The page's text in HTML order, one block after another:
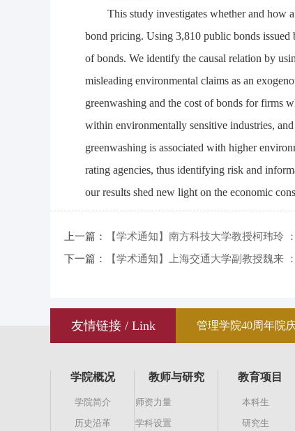
This study investigates whether and how
bond pricing. Using 3,810 public bonds
of bonds. We identify the causal relation by
misleading environmental claims as an
greenwashing and the cost of bonds for firms
within environmentally sensitive industries,
greenwashing is associated with higher
rating agencies, thus identifying risk and
our results shed new light on the economic
上一篇：
【学术通知】南方科技大学教授柯玮玲
下一篇：
【学术通知】上海交通大学副教授魏来
友情链接 / Link 管理学院40周年院
学院概况
学院简介
历史沿革
教师与研究
师资力量
学科设置
教育项目
本科生
研究生